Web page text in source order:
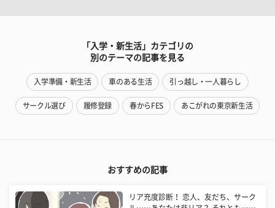
「入学・新生活」カテゴリの
別のテーマの記事を見る
入学準備・新生活 車のある生活 引っ越し・一人暮らし
サークル選び 履修登録 春からFES あこがれの東京新生活
おすすめの記事
リア充度診断！ 恋人、友だち、サーク